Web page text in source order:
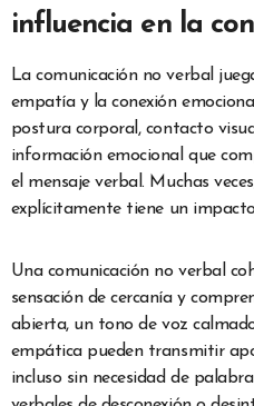
influencia en la
La comunicación no verbal
empatía y la conexión
postura corporal, contacto
información emocional que
el mensaje verbal. Muchas
explícitamente tiene un
Una comunicación no verbal
sensación de cercanía y
abierta, un tono de voz
empática pueden transmitir
incluso sin necesidad de